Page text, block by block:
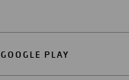
GOOGLE PLAY